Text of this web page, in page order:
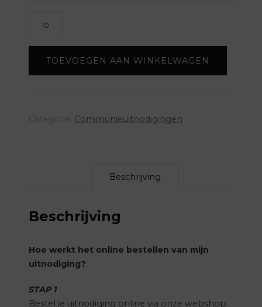
Arthur
TOEVOEGEN AAN WINKELWAGEN
Communieuitnodigingen
Beschrijving
Beschrijving
Hoe werkt het online bestellen van mijn
uitnodiging?
STAP 1
Bestel je uitnodiging online via onze webshop